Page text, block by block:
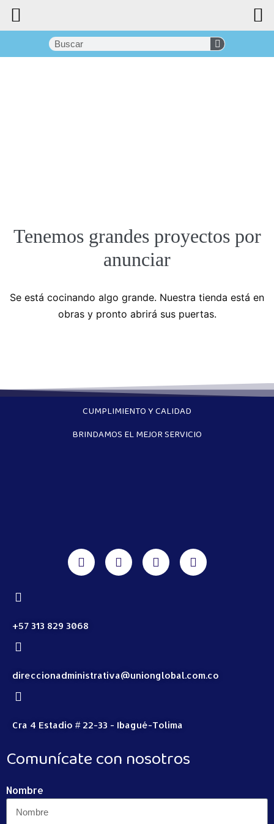
Tenemos grandes proyectos por
anunciar
Se está cocinando algo grande. Nuestra tienda está en
obras y pronto abrirá sus puertas.
CUMPLIMIENTO Y CALIDAD
BRINDAMOS EL MEJOR SERVICIO
+57 313 829 3068
direccionadministrativa@unionglobal.com.co
Cra 4 Estadio # 22-33 - Ibagué-Tolima
Comunícate con nosotros
Nombre